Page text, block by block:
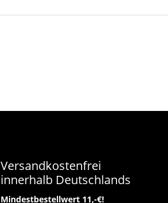
Versandkostenfrei
innerhalb Deutschlands
Mindestbestellwert 11,-€!